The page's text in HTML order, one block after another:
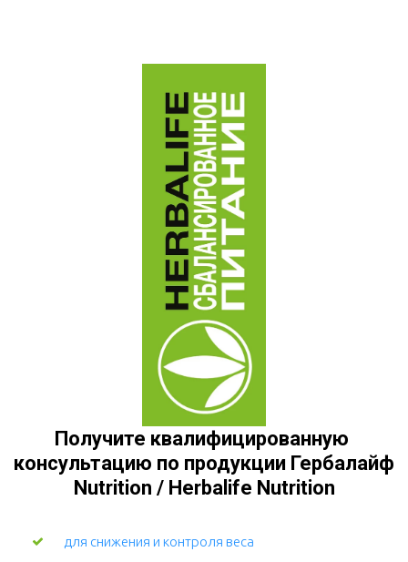
Получите квалифицированную
консультацию по продукции Гербалайф
Nutrition / Herbalife Nutrition
для снижения и контроля веса